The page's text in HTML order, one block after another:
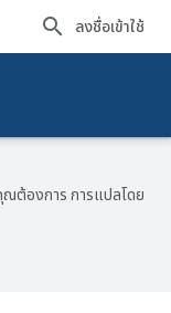
ลงชื่อเข้าใช้
ณต้องการ การแปลโดย